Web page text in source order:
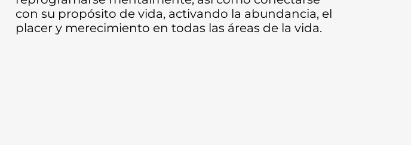
con su propósito de vida, activando la abundancia, el
placer y merecimiento en todas las áreas de la vida.